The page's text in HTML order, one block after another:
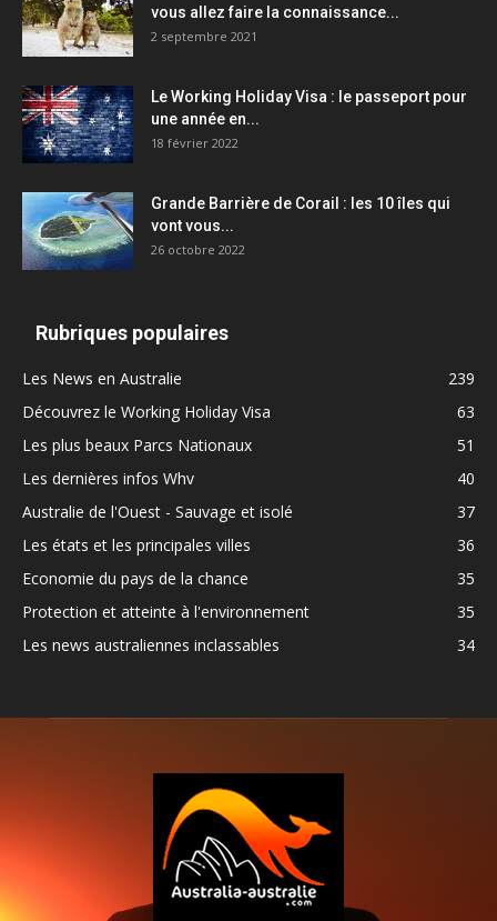
vous allez faire la connaissance...
2 septembre 2021
Le Working Holiday Visa : le passeport pour
une année en...
18 février 2022
Grande Barrière de Corail : les 10 îles qui
vont vous...
26 octobre 2022
Rubriques populaires
Les News en Australie
239
Découvrez le Working Holiday Visa
63
Les plus beaux Parcs Nationaux
51
Les dernières infos Whv
40
Australie de l'Ouest - Sauvage et isolé
37
Les états et les principales villes
36
Economie du pays de la chance
35
Protection et atteinte à l'environnement
35
Les news australiennes inclassables
34